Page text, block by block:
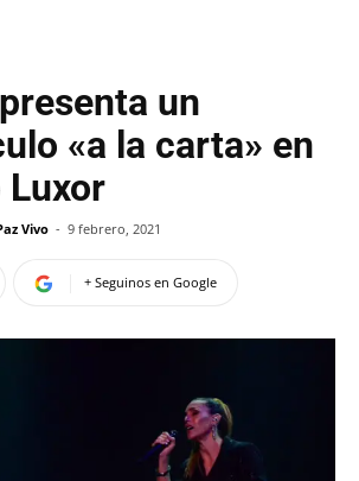
un
«a la carta» en
Luxor
Vivo - 9 febrero, 2021
+ Seguinos en Google